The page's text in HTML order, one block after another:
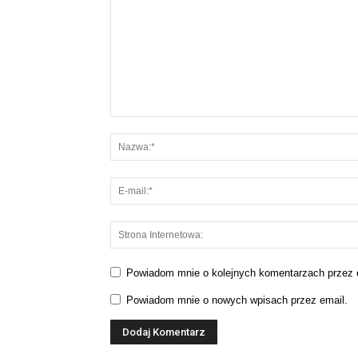
Powiadom mnie o kolejnych komentarzach przez
Powiadom mnie o nowych wpisach przez email.